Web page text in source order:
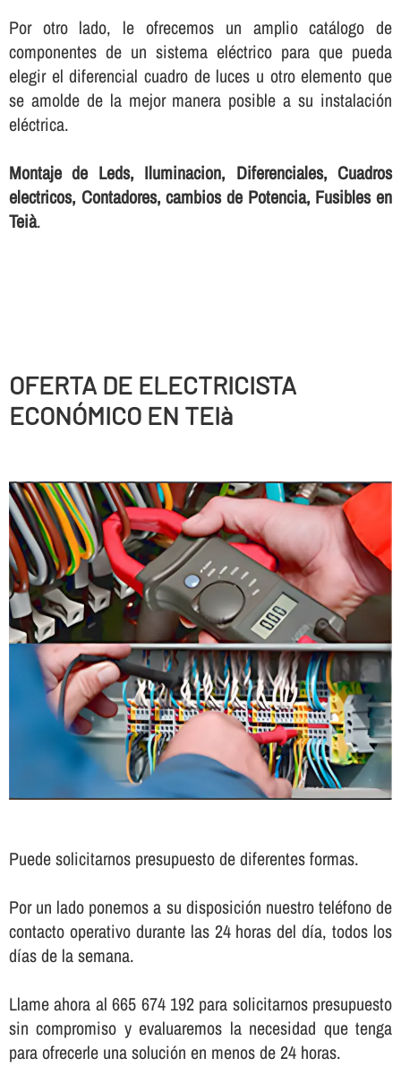
Por otro lado, le ofrecemos un amplio catálogo de
componentes de un sistema eléctrico para que pueda
elegir el diferencial cuadro de luces u otro elemento que
se amolde de la mejor manera posible a su instalación
eléctrica.
Montaje de Leds, Iluminacion, Diferenciales, Cuadros
electricos, Contadores, cambios de Potencia, Fusibles en
Teià.
OFERTA DE ELECTRICISTA
ECONÓMICO EN TEIà
Puede solicitarnos presupuesto de diferentes formas.
Por un lado ponemos a su disposición nuestro teléfono de
contacto operativo durante las 24 horas del dí­a, todos los
dí­as de la semana.
Llame ahora al 665 674 192 para solicitarnos presupuesto
sin compromiso y evaluaremos la necesidad que tenga
para ofrecerle una solución en menos de 24 horas.